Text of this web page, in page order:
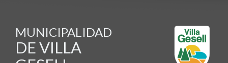
MUNICIPALIDAD
DE VILLA